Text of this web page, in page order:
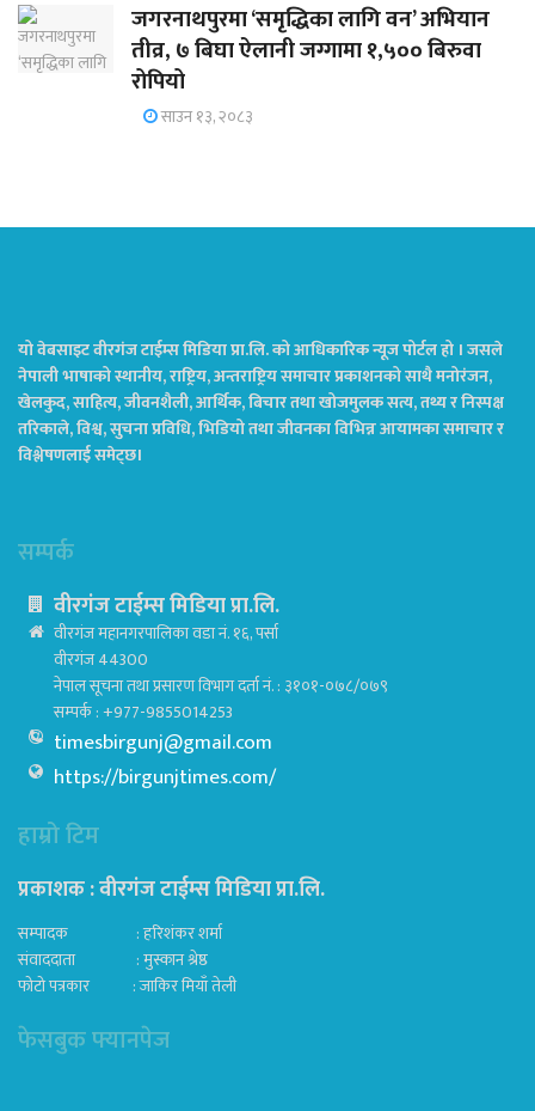
जगरनाथपुरमा ‘समृद्धिका लागि वन’ अभियान
तीव्र, ७ बिघा ऐलानी जग्गामा १,५०० बिरुवा
रोपियो
साउन १३, २०८३
यो वेबसाइट वीरगंज टाईम्स मिडिया प्रा.लि. को आधिकारिक न्यूज पोर्टल हो । जसले
नेपाली भाषाको स्थानीय, राष्ट्रिय, अन्तराष्ट्रिय समाचार प्रकाशनको साथै मनोरंजन,
खेलकुद, साहित्य, जीवनशैली, आर्थिक, बिचार तथा खोजमुलक सत्य, तथ्य र निस्पक्ष
तरिकाले, विश्व, सुचना प्रविधि, भिडियो तथा जीवनका विभिन्न आयामका समाचार र
विश्लेषणलाई समेट्छ।
सम्पर्क
वीरगंज टाईम्स मिडिया प्रा.लि.
वीरगंज महानगरपालिका वडा नं. १६, पर्सा
वीरगंज 44300
नेपाल सूचना तथा प्रसारण विभाग दर्ता नं. : ३१०१-०७८/०७९
सम्पर्क : +977-9855014253
timesbirgunj@gmail.com
https://birgunjtimes.com/
हाम्रो टिम
प्रकाशक : वीरगंज टाईम्स मिडिया प्रा‍.लि.
सम्पादक : हरिशंकर शर्मा
संवाददाता : मुस्कान श्रेष्ठ
फोटो पत्रकार : जाकिर मियाँ तेली
फेसबुक फ्यानपेज